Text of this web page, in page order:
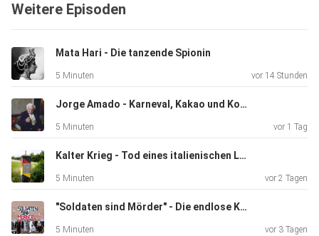
Weitere Episoden
Mata Hari - Die tanzende Spionin
5 Minuten vor 14 Stunden
Jorge Amado - Karneval, Kakao und Kommunismus
5 Minuten vor 1 Tag
Kalter Krieg - Tod eines italienischen Lkw-Fahrers an der DDR-Grenze
5 Minuten vor 2 Tagen
"Soldaten sind Mörder" - Die endlose Kontroverse
5 Minuten vor 3 Tagen